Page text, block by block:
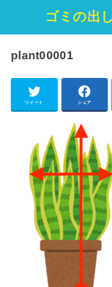
ゴミの出
plant00001
ツイート シェア